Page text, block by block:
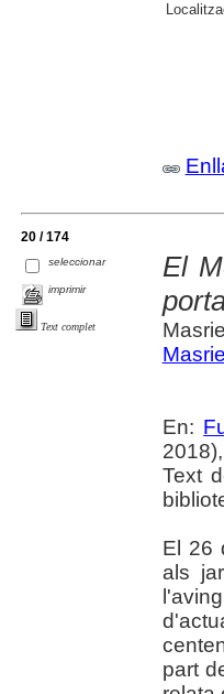
20 / 174
seleccionar
imprimir
Text complet
El
En:
Text
El 26
als
part